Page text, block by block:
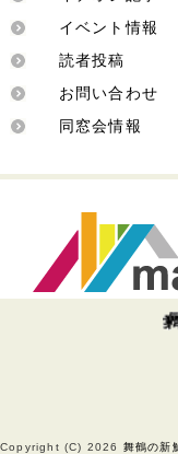
イベント情報
読者投稿
お問い合わせ
同窓会情報
Copyright (C) 2026 舞鶴の新